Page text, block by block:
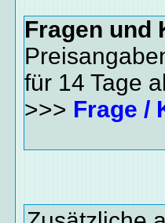
Fragen und
für 14 Tage
>>> Frage /